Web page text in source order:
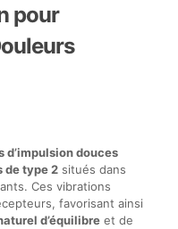
pour
d’impulsion douces
de type 2situés dans
Ces vibrations
favorisant ainsi
d’équilibreet de